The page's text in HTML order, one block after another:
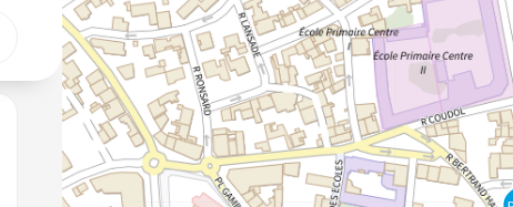
aux favoris